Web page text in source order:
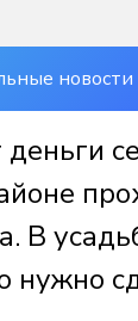
В
нужно